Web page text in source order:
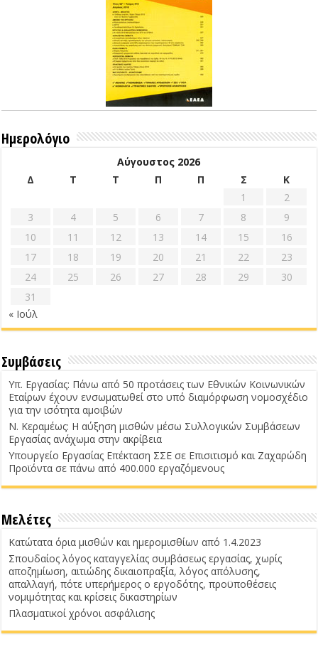
Ημερολόγιο
Αύγουστος 2026
Δ
Τ Τ Π Π Σ
Κ
1
2
3
4 5 6 7 8
9
10
11 12 13 14 15
16
17
18 19 20 21 22
23
24
25 26 27 28 29
30
31
« Ιούλ
Συμβάσεις
Υπ. Εργασίας: Πάνω από 50 προτάσεις των Εθνικών Κοινωνικών
Εταίρων έχουν ενσωματωθεί στο υπό διαμόρφωση νομοσχέδιο
για την ισότητα αμοιβών
Ν. Κεραμέως: Η αύξηση μισθών μέσω Συλλογικών Συμβάσεων
Εργασίας ανάχωμα στην ακρίβεια
Υπουργείο Εργασίας Επέκταση ΣΣΕ σε Επισιτισμό και Ζαχαρώδη
Προϊόντα σε πάνω από 400.000 εργαζόμενους
Μελέτες
Κατώτατα όρια μισθών και ημερομισθίων από 1.4.2023
Σπουδαίος λόγος καταγγελίας συμβάσεως εργασίας, χωρίς
αποζημίωση, αιτιώδης δικαιοπραξία, λόγος απόλυσης,
απαλλαγή, πότε υπερήμερος ο εργοδότης, προϋποθέσεις
νομιμότητας και κρίσεις δικαστηρίων
Πλασματικοί χρόνοι ασφάλισης